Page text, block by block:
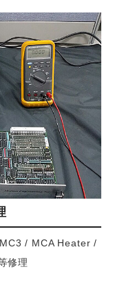
/ MCA Heater /
修理